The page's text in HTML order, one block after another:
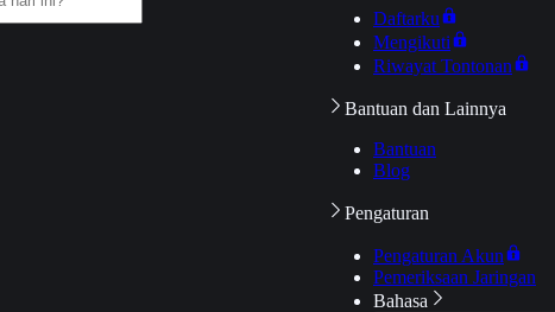
Daftarku
Mengikuti
Riwayat Tontonan
Bantuan dan Lainnya
Bantuan
Blog
Pengaturan
Pengaturan Akun
Pemeriksaan Jaringan
Bahasa